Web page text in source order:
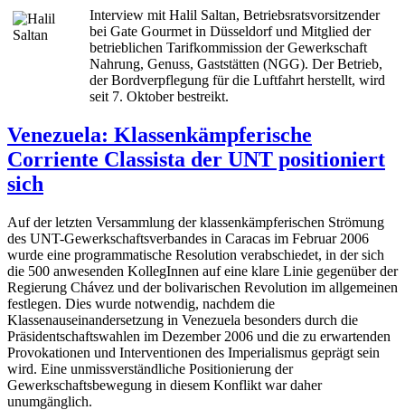
Interview mit Halil Saltan, Betriebsratsvorsitzender
bei Gate Gourmet in Düsseldorf und Mitglied der
betrieblichen Tarifkommission der Gewerkschaft
Nahrung, Genuss, Gaststätten (NGG). Der Betrieb,
der Bordverpflegung für die Luftfahrt herstellt, wird
seit 7. Oktober bestreikt.
Venezuela: Klassenkämpferische
Corriente Classista der UNT positioniert
sich
Auf der letzten Versammlung der klassenkämpferischen Strömung
des UNT-Gewerkschaftsverbandes in Caracas im Februar 2006
wurde eine programmatische Resolution verabschiedet, in der sich
die 500 anwesenden KollegInnen auf eine klare Linie gegenüber der
Regierung Chávez und der bolivarischen Revolution im allgemeinen
festlegen. Dies wurde notwendig, nachdem die
Klassenauseinandersetzung in Venezuela besonders durch die
Präsidentschaftswahlen im Dezember 2006 und die zu erwartenden
Provokationen und Interventionen des Imperialismus geprägt sein
wird. Eine unmissverständliche Positionierung der
Gewerkschaftsbewegung in diesem Konflikt war daher
unumgänglich.